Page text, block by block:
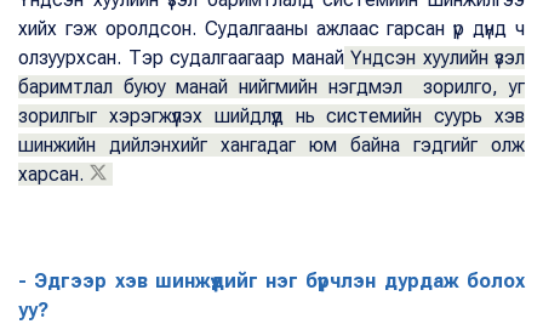
хийх гэж оролдсон. Судалгааны ажлаас гарсан үр дүнд ч
олзуурхсан. Тэр судалгаагаар манайҮндсэн хуулийн үзэл
баримтлал буюу манай нийгмийн нэгдмэл зорилго, уг
зорилгыг хэрэгжүүлэх шийдлүүд нь системийн суурь хэв
шинжийн дийлэнхийг хангадаг юм байна гэдгийг олж
харсан.
- Эдгээр хэв шинжүүдийг нэг бүрчлэн дурдаж болох
уу?